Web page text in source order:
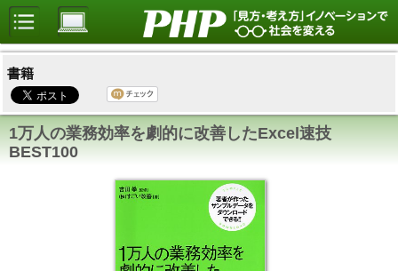
書籍
1万人の業務効率を劇的に改善したExcel速技
BEST100